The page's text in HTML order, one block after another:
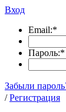
Вход
Email:*
Пароль:*
Забыли
/ Регистрация